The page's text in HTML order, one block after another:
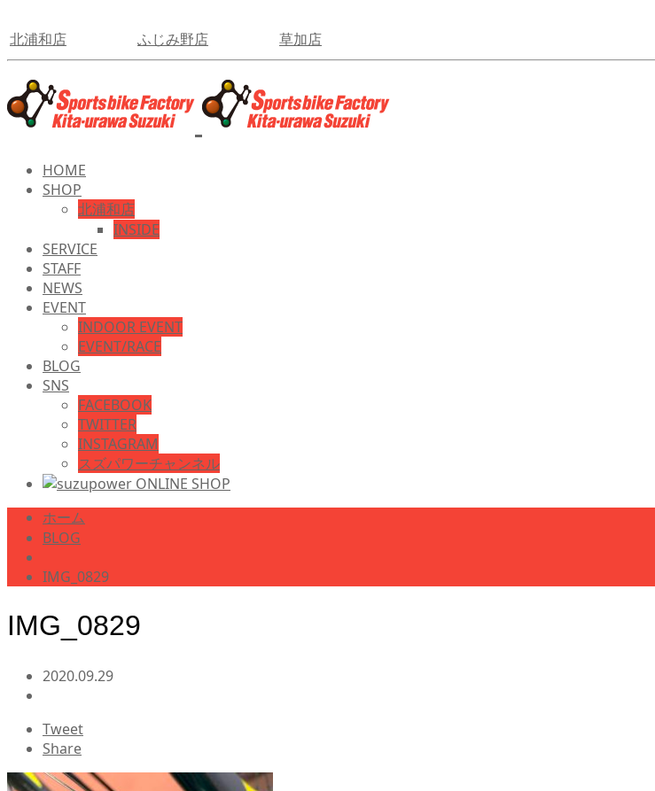
北浦和店 ふじみ野店 草加店
HOME
SHOP
北浦和店
INSIDE
SERVICE
STAFF
NEWS
EVENT
INDOOR EVENT
EVENT/RACE
BLOG
SNS
FACEBOOK
TWITTER
INSTAGRAM
スズパワーチャンネル
ホーム
BLOG
IMG_0829
IMG_0829
2020.09.29
Tweet
Share